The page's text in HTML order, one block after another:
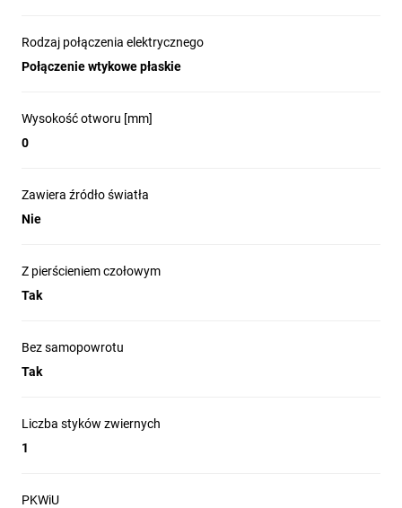
Rodzaj połączenia elektrycznego
Połączenie wtykowe płaskie
Wysokość otworu [mm]
0
Zawiera źródło światła
Nie
Z pierścieniem czołowym
Tak
Bez samopowrotu
Tak
Liczba styków zwiernych
1
PKWiU